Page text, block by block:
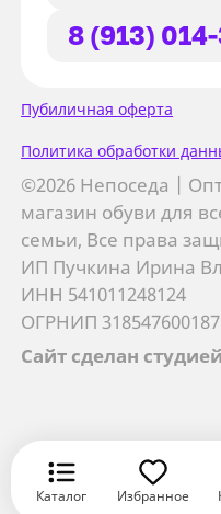
8 (913)
Пубиличная оферта
Политика обработки
©2026 Непоседа |
магазин обуви для
семьи, Все права
ИП Пучкина Ирина
ИНН 541011248124
ОГРНИП
Сайт сделан
Сайт
Мы используем
сторонние
AppMetrica) для
персонализации
сайта.
Подробнее см. в
данных
Хорошо
Каталог Избранное